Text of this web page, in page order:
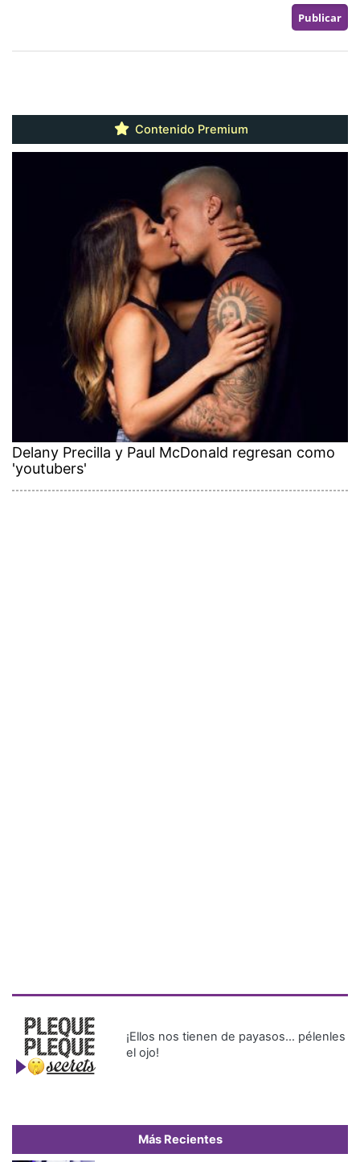
Contenido Premium
Delany Precilla y Paul McDonald regresan como
'youtubers'
¡Ellos nos tienen de payasos… pélenles
el ojo!
Más Recientes